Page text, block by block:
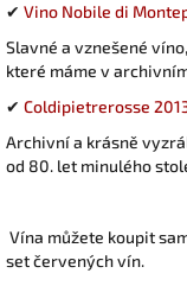
✔ Vino Nobile di
Slavné a vznešené
které máme v
✔ Coldipietrerosse
Archivní a krásně
od 80. let minulého
Vína můžete koupit
set červených vín.